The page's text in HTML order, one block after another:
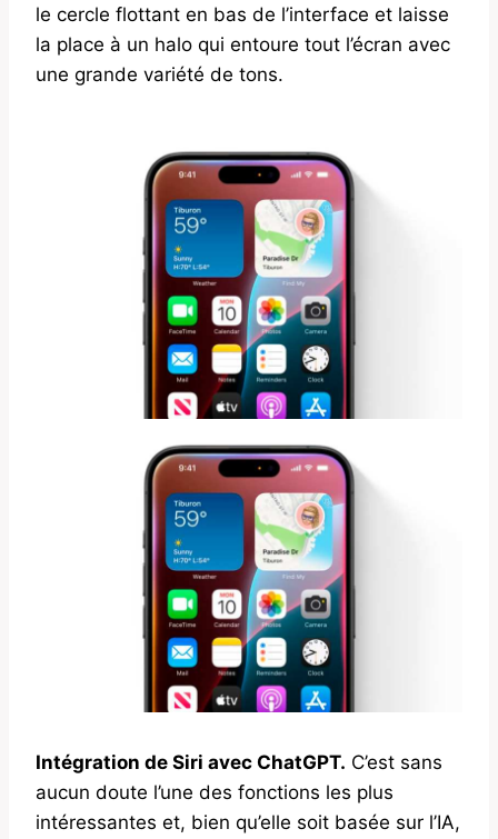
le cercle flottant en bas de l’interface et laisse
la place à un halo qui entoure tout l’écran avec
une grande variété de tons.
Intégration de Siri avec ChatGPT. C’est sans
aucun doute l’une des fonctions les plus
intéressantes et, bien qu’elle soit basée sur l’IA,